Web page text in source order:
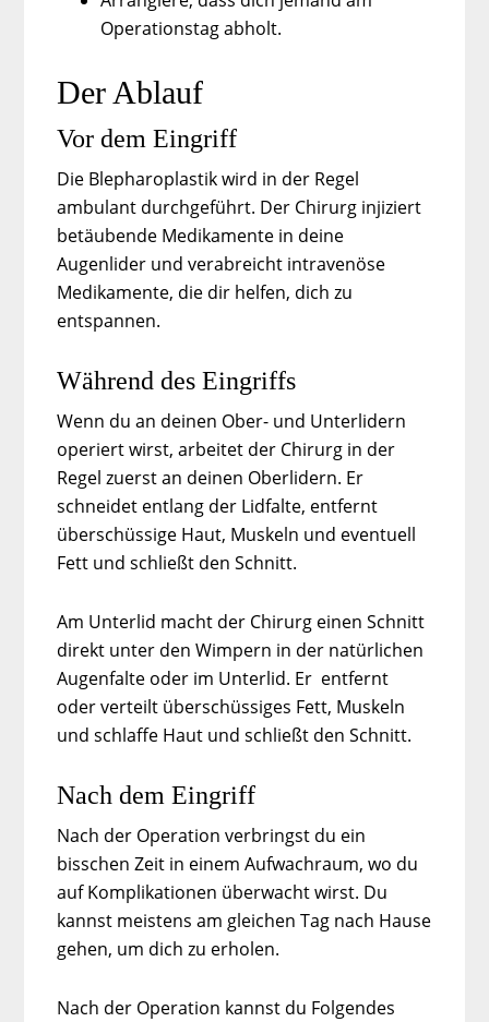
Operationstag abholt.
Der Ablauf
Vor dem Eingriff
Die Blepharoplastik wird in der Regel
ambulant durchgeführt. Der Chirurg injiziert
betäubende Medikamente in deine
Augenlider und verabreicht intravenöse
Medikamente, die dir helfen, dich zu
entspannen.
Während des Eingriffs
Wenn du an deinen Ober- und Unterlidern
operiert wirst, arbeitet der Chirurg in der
Regel zuerst an deinen Oberlidern. Er
schneidet entlang der Lidfalte, entfernt
überschüssige Haut, Muskeln und eventuell
Fett und schließt den Schnitt.
Am Unterlid macht der Chirurg einen Schnitt
direkt unter den Wimpern in der natürlichen
Augenfalte oder im Unterlid. Er entfernt
oder verteilt überschüssiges Fett, Muskeln
und schlaffe Haut und schließt den Schnitt.
Nach dem Eingriff
Nach der Operation verbringst du ein
bisschen Zeit in einem Aufwachraum, wo du
auf Komplikationen überwacht wirst. Du
kannst meistens am gleichen Tag nach Hause
gehen, um dich zu erholen.
Nach der Operation kannst du Folgendes